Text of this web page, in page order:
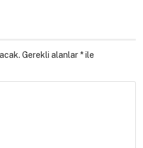
Gerekli alanlar *ile